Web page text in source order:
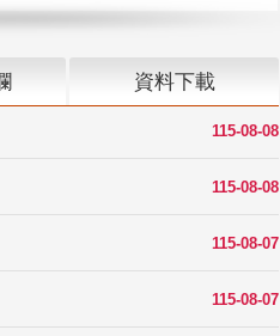
資料下載
115-08-08
115-08-08
115-08-07
115-08-07